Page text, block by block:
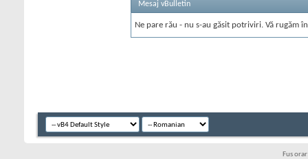
Mesaj vBulletin
Ne pare rău - nu s-au găsit potriviri. Vă rugăm
Fus